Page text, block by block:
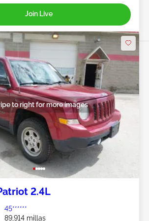
Join Live
to right for more images
2.4L
45******
89,914 millas